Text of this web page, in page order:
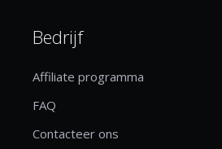
Bedrijf
Affiliate programma
FAQ
Contacteer ons